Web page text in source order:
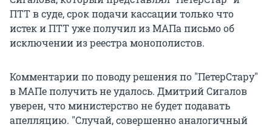
ПТТ в суде, срок подачи кассации только что
истек и ПТТ уже получил из МАПа письмо об
исключении из реестра монополистов.
Комментарии по поводу решения по "ПетерСтару"
в МАПе получить не удалось. Дмитрий Сигалов
уверен, что министерство не будет подавать
апелляцию. "Случай, совершенно аналогичный